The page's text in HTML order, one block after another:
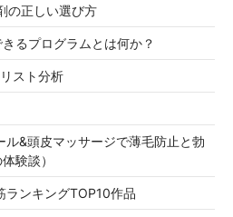
の正しい選び方
るプログラムとは何か？
スト分析
ル&頭皮マッサージで薄毛防止と勃
験談）
ランキングTOP10作品